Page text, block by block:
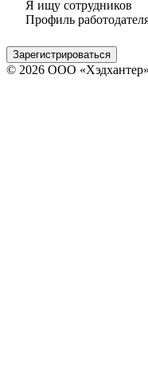
Я ищу сотрудников
Профиль
Зарегистрироваться
© 2026 ООО «Хэдхантер»